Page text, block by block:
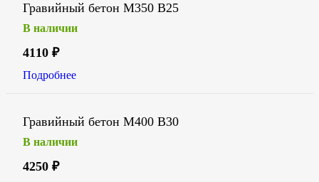
Гравийный бетон М350 В25
В наличии
4110 ₽
Подробнее
Гравийный бетон М400 В30
В наличии
4250 ₽